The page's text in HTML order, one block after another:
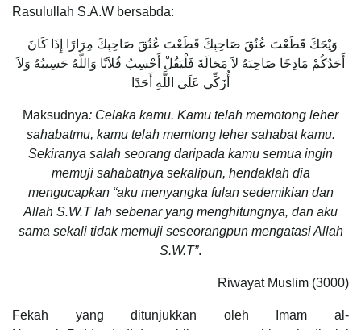
Rasulullah S.A.W bersabda:
أَحَدُكُمْ مَادِحًا صَاحِبَهُ لاَ مَحَالَةَ فَلْيَقُلْ أَحْسِبُ فُلاَنًا وَاللَّهُ حَسِيبُهُ وَلاَ
أُزَكِّي عَلَى اللَّهِ أَحَدًا
Maksudnya: Celaka kamu. Kamu telah memotong leher
sahabatmu, kamu telah memtong leher sahabat kamu.
Sekiranya salah seorang daripada kamu semua ingin
memuji sahabatnya sekalipun, hendaklah dia
mengucapkan “aku menyangka fulan sedemikian dan
Allah S.W.T lah sebenar yang menghitungnya, dan aku
sama sekali tidak memuji seseorangpun mengatasi Allah
S.W.T”.
Riwayat Muslim (3000)
Fekah yang ditunjukkan oleh Imam al-